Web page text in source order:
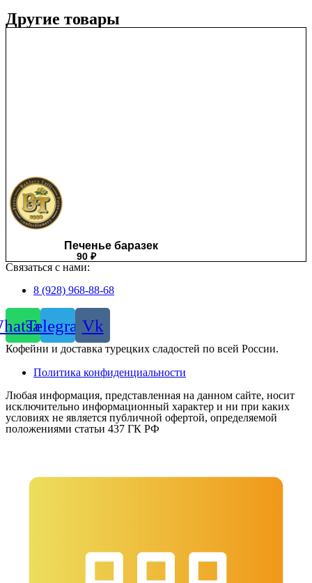
Другие товары
Печенье баразек
90 ₽
Связаться с нами:
8 (928) 968-88-68
TelegramVk
Кофейни и доставка турецких сладостей по всей России.
Политика конфиденциальности
Любая информация, представленная на данном сайте, носит
исключительно информационный характер и ни при каких
условиях не является публичной офертой, определяемой
положениями статьи 437 ГК РФ